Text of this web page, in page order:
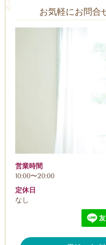
お気軽にお問合
営業時間
10:00〜20:00
定休日
なし